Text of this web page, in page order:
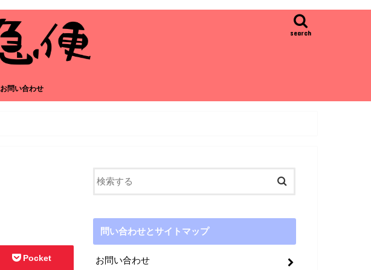
search
お問い合わせ
Pocket
問い合わせとサイトマップ
お問い合わせ